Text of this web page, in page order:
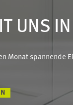
UNS IN
Monat